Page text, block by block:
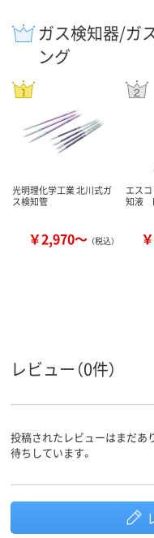
ガス検知器/ガ
ング
光明理化学工業 北川式ガ
ス検知管
￥2,970～ （税込）
エス
知液
レビュー（0件）
投稿されたレビューはまだあ
待ちしています。